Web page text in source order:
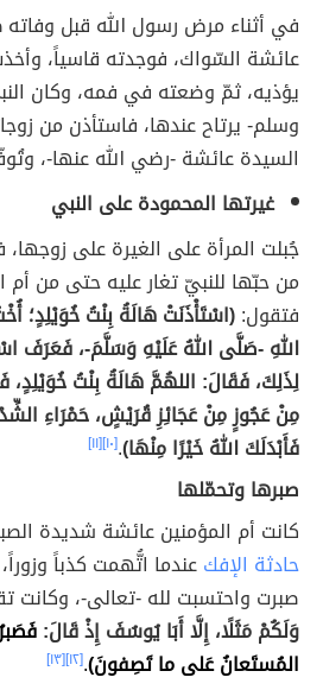
في أثناء مرض رسول الله قبل
عائشة السّواك، فوجدته قاسياً،
يؤذيه، ثمّ وضعته في فمه، وكان
وسلم- يرتاح عندها، فاستأذن من
السيدة عائشة -رضي الله عنها-،
غيرتها المحمودة على النبي
جُبلت المرأة على الغيرة على
من حبّها للنبيّ تغار عليه حتى من أم
فتقول:(اسْتَأْذَنَتْ هَالَةُ بِنْتُ خُوَيْلِدٍ؛
اللهِ -صَلَّى اللهُ عَلَيْهِ وَسَلَّمَ-، فَعَرَفَ
لِذَلِكَ، فَقَالَ: اللهُمَّ هَالَةُ بِنْتُ
مِنْ ‌عَجُوزٍ مِنْ عَجَائِزِ قُرَيْشٍ، حَمْرَاءِ
فَأَبْدَلَكَ اللهُ خَيْرًا مِنْهَا).[١٠] [١١]
صبرها وتحمّلها
كانت أم المؤمنين عائشة شديدة
حادثة الإفكعندما اتُّهمت كذباً
صبرت واحتسبت لله -تعالى-، وكانت
وَلَكُمْ مَثَلًا، إِلَّا أَبَا يُوسُفَ إِذْ قَالَ:
المُستَعانُ عَلى ما تَصِفونَ).[١٢] [١٣]